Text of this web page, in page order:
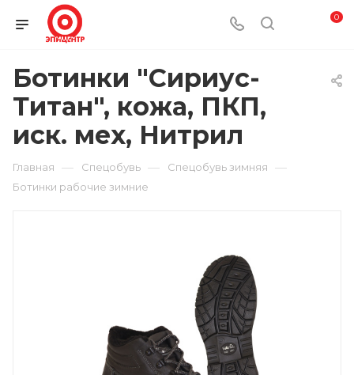
0
Ботинки "Сириус-
Титан", кожа, ПКП,
иск. мех, Нитрил
Главная — Спецобувь — Спецобувь зимняя —
Ботинки рабочие зимние